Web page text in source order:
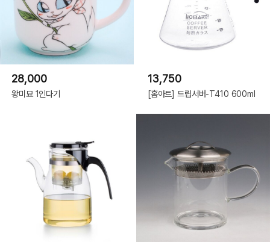
28,000
왕미묘 1인다기
13,750
[홈아트] 드립서버-T410 600ml